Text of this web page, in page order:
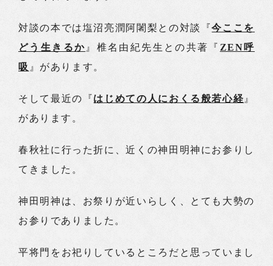
対談の本では塩沼亮潤阿闍梨との対談『今ここを
どう生きるか 』椎名由紀先生との共著『 ZEN呼
吸 』があります。
そして最近の『はじめての人におくる般若心経 』
があります。
春秋社に行った折に、近くの神田明神にお参りし
てきました。
神田明神は、お祭りが近いらしく、とても大勢の
お参りでありました。
平将門をお祀りしているところだと思っていまし